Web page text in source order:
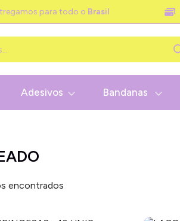
para todo o Brasil
Adesivos Bandanas
encontrados